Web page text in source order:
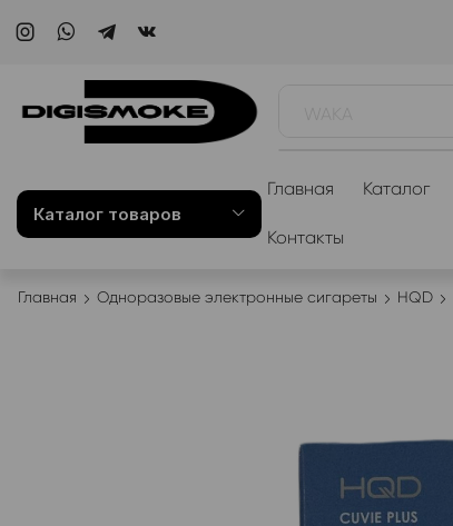
Каталог товаров
Главная Каталог
Контакты
Главная Одноразовые электронные сигареты HQD